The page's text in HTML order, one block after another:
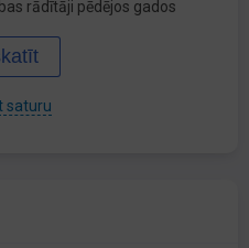
rādītāji pēdējos gados
saturu